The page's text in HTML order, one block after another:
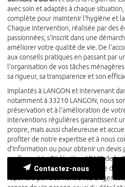
avec soin et adaptés à chaque
complète pour maintenir l'hygiène et
Chaque intervention, réalisée par des
passionnées, s'inscrit dans une
améliorer votre qualité de vie. De
aux conseils pratiques en passant par
l'organisation de vos tâches
sa rigueur, sa transparence et son
Implantés à LANGON et intervenant
notamment à 33210 LANGON, nous
préservation et à l'amélioration de
interventions régulières garantissent
propre, mais aussi chaleureuse et
profiter de notre expertise et à nous
d'information ou pour obtenir un devis
confiance à La Fédération ADMR de la
votre quotidien grâce à un service de
répondre parfaitement à vos
Contactez-nous